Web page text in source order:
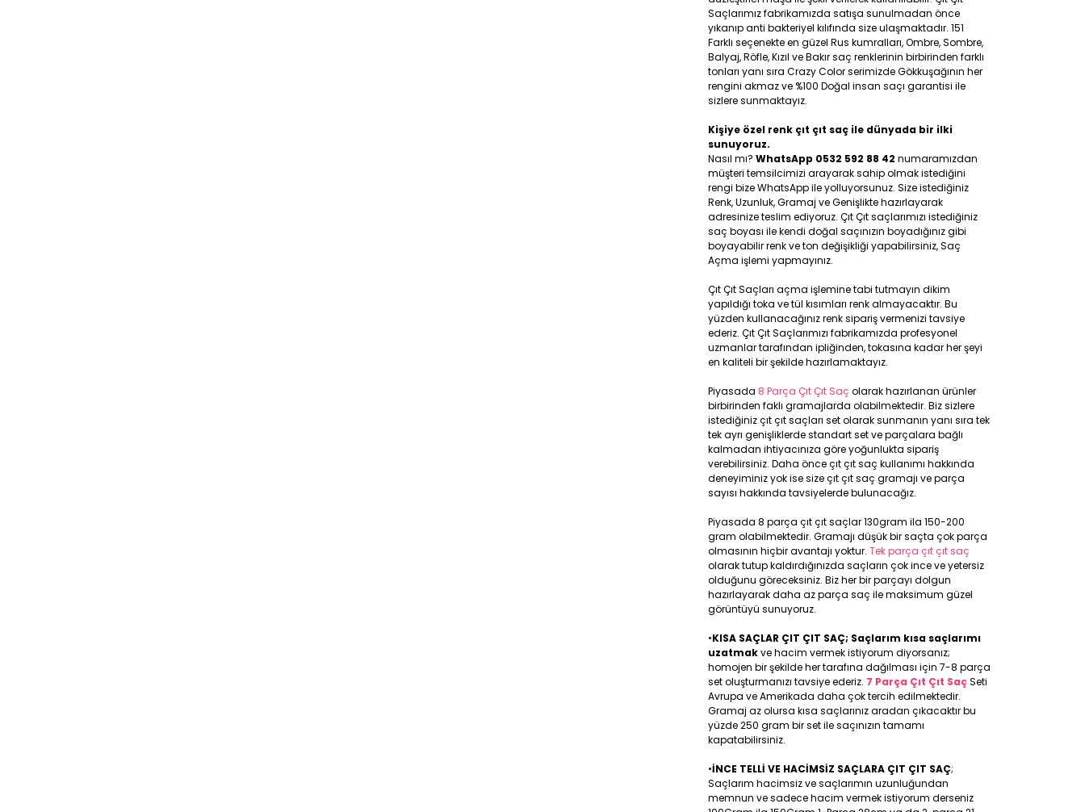
Saçlarımız fabrikamızda satışa sunulmadan önce
yıkanıp anti bakteriyel kılıfında size ulaşmaktadır. 151
Farklı seçenekte en güzel Rus kumralları, Ombre, Sombre,
Balyaj, Röfle, Kızıl ve Bakır saç renklerinin birbirinden farklı
tonları yanı sıra Crazy Color serimizde Gökkuşağının her
rengini akmaz ve %100 Doğal insan saçı garantisi ile
sizlere sunmaktayız.
Kişiye özel renk çıt çıt saç ile dünyada bir ilki
sunuyoruz.
Nasıl mı? WhatsApp 0532 592 88 42 numaramızdan
müşteri temsilcimizi arayarak sahip olmak istediğini
rengi bize WhatsApp ile yolluyorsunuz. Size istediğiniz
Renk, Uzunluk, Gramaj ve Genişlikte hazırlayarak
adresinize teslim ediyoruz. Çıt Çıt saçlarımızı istediğiniz
saç boyası ile kendi doğal saçınızın boyadığınız gibi
boyayabilir renk ve ton değişikliği yapabilirsiniz, Saç
Açma işlemi yapmayınız.
Çıt Çıt Saçları açma işlemine tabi tutmayın dikim
yapıldığı toka ve tül kısımları renk almayacaktır. Bu
yüzden kullanacağınız renk sipariş vermenizi tavsiye
ederiz. Çıt Çıt Saçlarımızı fabrikamızda profesyonel
uzmanlar tarafından ipliğinden, tokasına kadar her şeyi
en kaliteli bir şekilde hazırlamaktayız.
Piyasada 8 Parça Çıt Çıt Saç olarak hazırlanan ürünler
birbirinden faklı gramajlarda olabilmektedir. Biz sizlere
istediğiniz çıt çıt saçları set olarak sunmanın yanı sıra tek
tek ayrı genişliklerde standart set ve parçalara bağlı
kalmadan ihtiyacınıza göre yoğunlukta sipariş
verebilirsiniz. Daha önce çıt çıt saç kullanımı hakkında
deneyiminiz yok ise size çıt çıt saç gramajı ve parça
sayısı hakkında tavsiyelerde bulunacağız.
Piyasada 8 parça çıt çıt saçlar 130gram ila 150-200
gram olabilmektedir. Gramajı düşük bir saçta çok parça
olmasının hiçbir avantajı yoktur. Tek parça çıt çıt saç
olarak tutup kaldırdığınızda saçların çok ince ve yetersiz
olduğunu göreceksiniz. Biz her bir parçayı dolgun
hazırlayarak daha az parça saç ile maksimum güzel
görüntüyü sunuyoruz.
•KISA SAÇLAR ÇIT ÇIT SAÇ; Saçlarım kısa saçlarımı
uzatmakve hacim vermek istiyorum diyorsanız;
homojen bir şekilde her tarafına dağılması için 7-8 parça
set oluşturmanızı tavsiye ederiz. 7 Parça Çıt Çıt SaçSeti
Avrupa ve Amerikada daha çok tercih edilmektedir.
Gramaj az olursa kısa saçlarınız aradan çıkacaktır bu
yüzde 250 gram bir set ile saçınızın tamamı
kapatabilirsiniz.
•İNCE TELLİ VE HACİMSİZ SAÇLARA ÇIT ÇIT SAÇ;
Saçlarım hacimsiz ve saçlarımın uzunluğundan
memnun ve sadece hacim vermek istiyorum derseniz